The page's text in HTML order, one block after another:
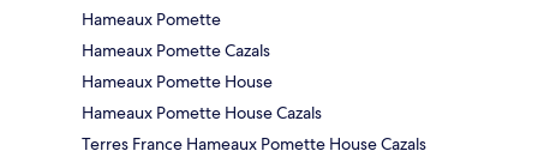
Hameaux Pomette
Hameaux Pomette Cazals
Hameaux Pomette House
Hameaux Pomette House Cazals
Terres France Hameaux Pomette House Cazals